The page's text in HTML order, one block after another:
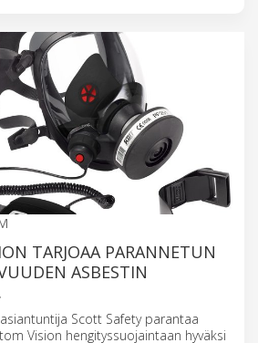
TARJOAA PARANNETUN
ASBESTIN
Scott Safety parantaa
Vision hengityssuojaintaan hyväksi